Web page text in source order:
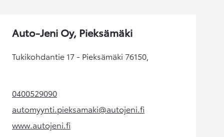
Auto-Jeni Oy, Pieksämäki
Tukikohdantie 17 - Pieksämäki 76150,
0400529090(Aukeaa uudessa välilehdessä)
automyynti.pieksamaki@autojeni.fi
(Aukeaa uudessa välilehdessä)
www.autojeni.fi(Aukeaa uudessa välilehdessä)